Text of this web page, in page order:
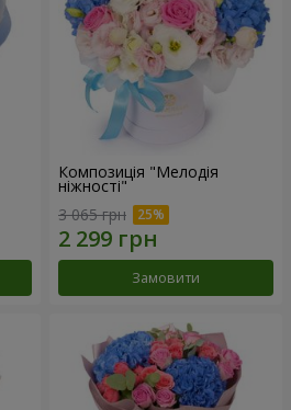
Композиція "Мелодія
ніжності"
3 065 грн
Замовити